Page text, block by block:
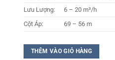
Lưu Lượng:
6 – 20 m³/h
Cột Áp:
69 – 56 m
THÊM VÀO GIỎ HÀNG